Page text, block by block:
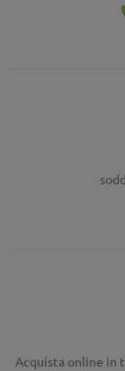
Acquista online in